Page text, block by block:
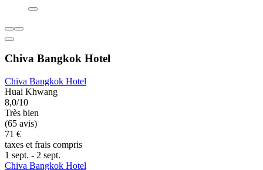
Chiva Bangkok Hotel
Chiva Bangkok Hotel
Huai Khwang
8,0/10
Très bien
(65 avis)
71 €
taxes et frais compris
1 sept. - 2 sept.
Chiva Bangkok Hotel